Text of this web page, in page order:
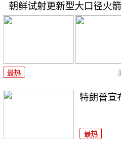
朝鲜试射更新型大口径火
最热
特朗普宣
最热